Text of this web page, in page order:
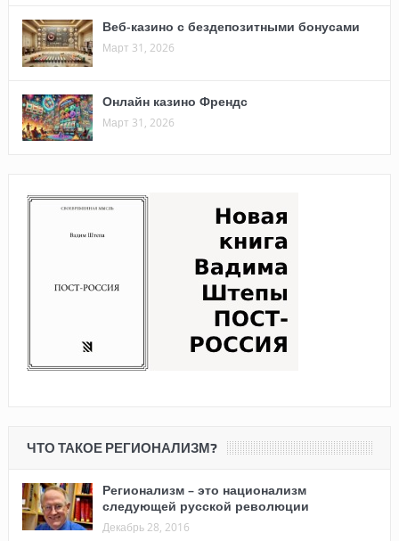
Веб-казино с бездепозитными бонусами
Март 31, 2026
Онлайн казино Френдс
Март 31, 2026
ЧТО ТАКОЕ РЕГИОНАЛИЗМ?
Регионализм – это национализм
следующей русской революции
Декабрь 28, 2016